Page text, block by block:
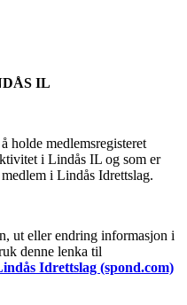
IL
holde medlemsregisteret
i Lindås IL og som er
i Lindås Idrettslag.
ut eller endring informasjon i
denne lenka til
Idrettslag (spond.com)